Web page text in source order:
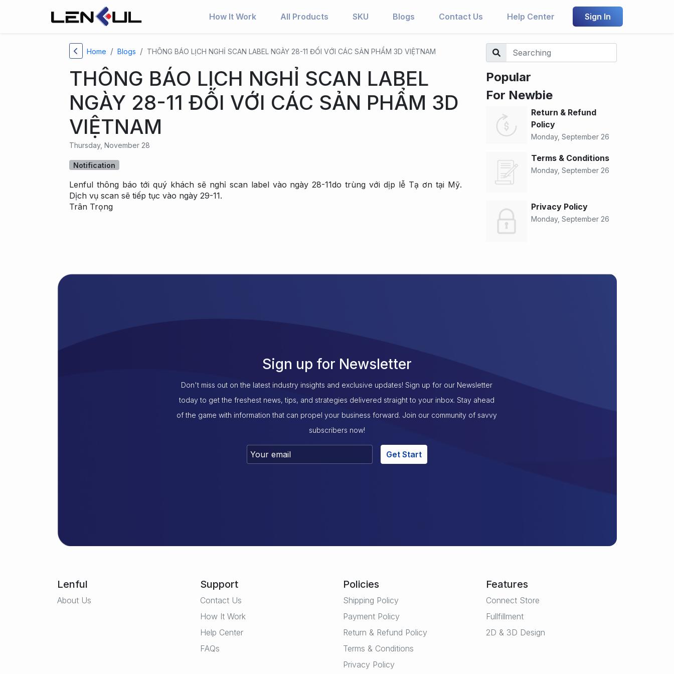
How It Work All Products SKU Blogs Contact Us Help Center Sign In
Home Blogs THÔNG BÁO LỊCH NGHỈ SCAN LABEL NGÀY 28-11 ĐỐI VỚI CÁC SẢN PHẨM 3D VIỆTNAM
THÔNG BÁO LỊCH NGHỈ SCAN LABEL
NGÀY 28-11 ĐỐI VỚI CÁC SẢN PHẨM 3D
VIỆTNAM
Thursday, November 28
Notification
Lenful thông báo tới quý khách sẽ nghỉ scan label vào ngày 28-11do trùng với dịp lễ Tạ ơn tại Mỹ.
Dịch vụ scan sẽ tiếp tục vào ngày 29-11.
Trân Trọng
Popular
For Newbie
Return & Refund
Policy
Monday, September 26
Terms & Conditions
Monday, September 26
Privacy Policy
Monday, September 26
Sign up for Newsletter
Don't miss out on the latest industry insights and exclusive updates! Sign up for our Newsletter
today to get the freshest news, tips, and strategies delivered straight to your inbox. Stay ahead
of the game with information that can propel your business forward. Join our community of savvy
subscribers now!
Get Start
Lenful
About Us
Support
Contact Us
How It Work
Help Center
FAQs
Policies
Shipping Policy
Payment Policy
Return & Refund Policy
Terms & Conditions
Privacy Policy
Features
Connect Store
Fullfillment
2D & 3D Design